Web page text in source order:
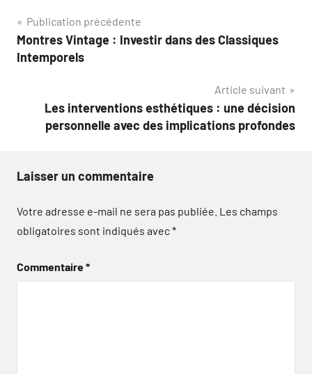
Navigation
de
Publication précédente
Montres Vintage : Investir dans des Classiques
Intemporels
Article suivant
Les interventions esthétiques : une décision
personnelle avec des implications profondes
Laisser un commentaire
Votre adresse e-mail ne sera pas publiée. Les champs
obligatoires sont indiqués avec*
Commentaire*